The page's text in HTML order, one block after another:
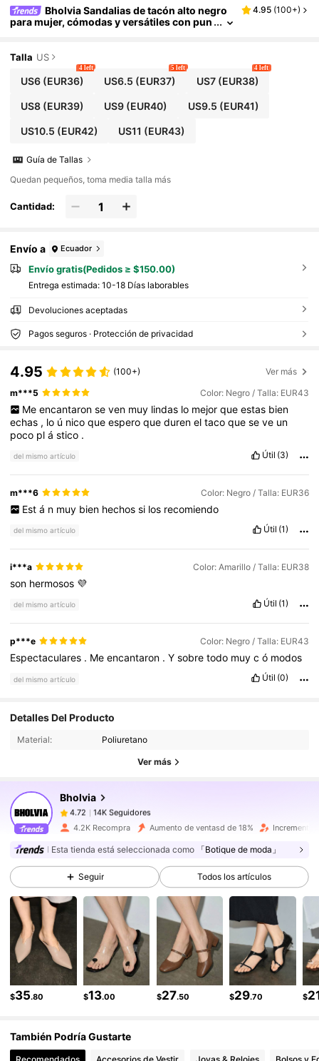
Bholvia Sandalias de tacón alto negro
para mujer, cómodas y versátiles con pun
4.95 (100+)
Talla US
US6(EUR36)
4 left
US6.5 (EUR37)
5 left
US7(EUR38)
4 left
US8(EUR39) US9 (EUR40) US9.5 (EUR41)
US10.5 (EUR42) US11 (EUR43)
Guía de Tallas
Quedan pequeños, toma media talla más
Cantidad:
Envío a Ecuador
Envío gratis(Pedidos ≥ $150.00)
Entrega estimada: 10-18 Días laborables
Devoluciones aceptadas
Pagos seguros · Protección de privacidad
4.95 (100+) Ver más
m***5 Color: Negro / Talla: EUR43
Me encantaron se ven muy lindas lo mejor que estas bien
echas , lo ú nicoqueesperoquedureneltacoqueseve un
poco plástico .
del mismo artículo Útil (3)
m***6 Color: Negro / Talla: EUR36
Est á n muy bien hechos si los recomiendo
del mismo artículo Útil (1)
i***a Color: Amarillo / Talla: EUR38
son hermosos 💜
del mismo artículo Útil (1)
p***e Color: Negro / Talla: EUR43
Espectaculares . Meencantaron .Ysobretodo muycó modos
del mismo artículo Útil (0)
Detalles Del Producto
Material: Poliuretano
Ver más
Bholvia
4.72 14K Seguidores
14K Seguidores
14K Seguidores
4.72
14K Seguidores
l***a
seguido
4.72
14K Seguidores
4.72 14K Seguidores
4.72 14K Seguidores
4.72 14K Seguidores
14K Seguidores
14K Seguidores
4.2K Recompra Aumento de ventasd de 18% Incremento
Esta tienda está seleccionada como 「Botique de moda」
Seguir Todos los artículos
$35.80 $13.00 $27.50 $29.70 $
También Podría Gustarte